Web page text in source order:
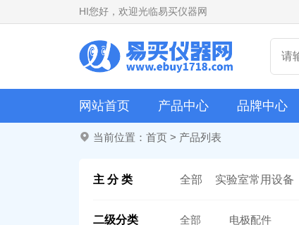
HI您好，欢迎光临易买仪器网
网站首页 产品中心 品牌中心
当前位置： 首页 > 产品列表
主 分 类 全部 实验室常用设备
二级分类 全部 电极配件